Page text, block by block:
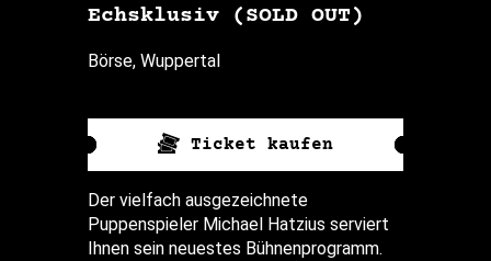
Echsklusiv (SOLD OUT)
Börse, Wuppertal
Ticket kaufen
Der vielfach ausgezeichnete
Puppenspieler Michael Hatzius serviert
Ihnen sein neuestes Bühnenprogramm.